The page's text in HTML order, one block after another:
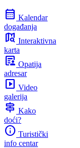
calendar_month Kalendar
događanja
map_search Interaktivna
karta
article_person Opatija
adresar
slideshow Video
galerija
signpost Kako
doći?
info Turistički
info centar